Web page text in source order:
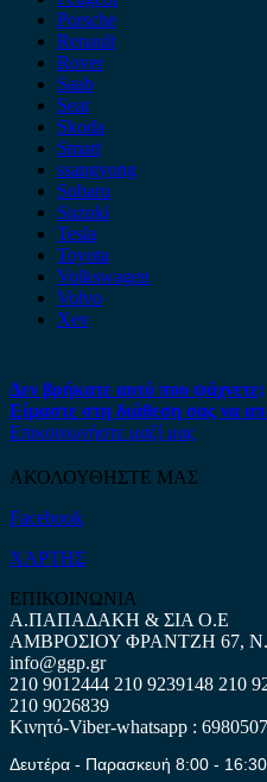
Porsche
Renault
Rover
Saab
Seat
Skoda
Smart
ssangyong
Subaru
Suzuki
Tesla
Toyota
Volkswagen
Volvo
Xev
Δεν βρήκατε αυτό που ψάχνετε;
Είμαστε στη διάθεση σας να
Επικοινωνήστε μαζί μας
ΑΚΟΛΟΥΘΗΣΤΕ ΜΑΣ
Facebook
ΧΑΡΤΗΣ
ΕΠΙΚΟΙΝΩΝΙΑ
Α.ΠΑΠΑΔΑΚΗ & ΣΙΑ Ο.Ε
ΑΜΒΡΟΣΙΟΥ ΦΡΑΝΤΖΗ 67,
info@ggp.gr
210 9012444 210 9239148 210
210 9026839
Κινητό-Viber-whatsapp :
Δευτέρα - Παρασκευή 8:00 - 16:30